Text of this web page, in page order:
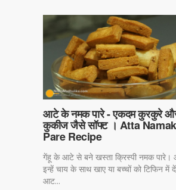
आटे के नमक पारे - एकदम कुरकुरे
कुकीज जैसे सॉफ्ट । Atta Namak
Pare Recipe
गेंहू के आटे से बने खस्ता क्रिस्पी नमक पारे।
इन्हें चाय के साथ खाए या बच्चों को टिफिन में
आट...